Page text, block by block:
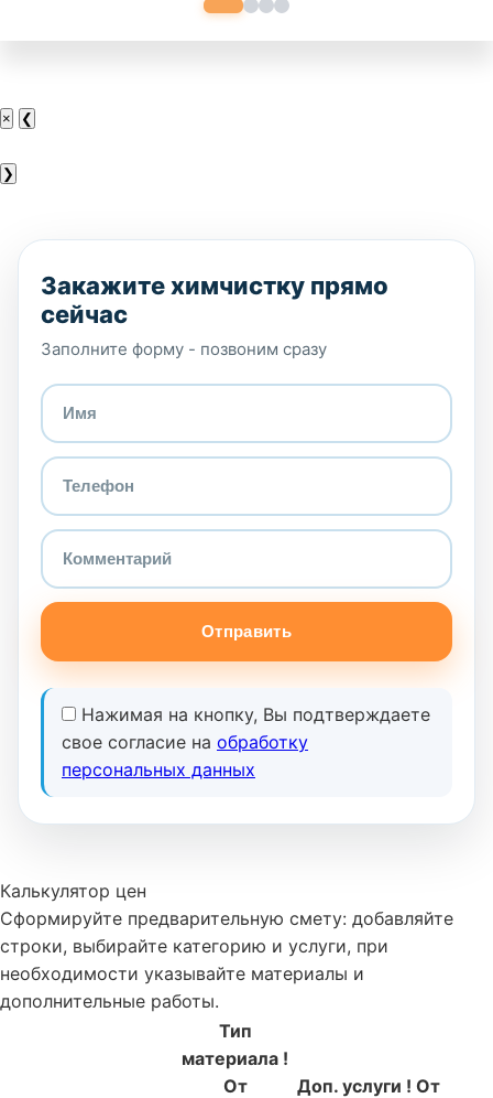
× ❮
❯
Закажите химчистку прямо
сейчас
Заполните форму - позвоним сразу
Отправить
Нажимая на кнопку, Вы подтверждаете
свое согласие на обработку
персональных данных
Калькулятор цен
Сформируйте предварительную смету: добавляйте
строки, выбирайте категорию и услуги, при
необходимости указывайте материалы и
дополнительные работы.
Тип
материала !
От
Доп. услуги ! От